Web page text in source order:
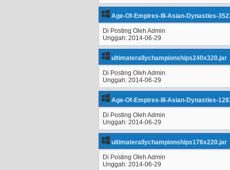
Age-Of-Empires-III-Asian-Dynasties-
Di Posting Oleh Admin
Unggah: 2014-06-29
ultimaterallychampionships240x320.jar
Di Posting Oleh Admin
Unggah: 2014-06-29
Age-Of-Empires-III-Asian-Dynasties-
Di Posting Oleh Admin
Unggah: 2014-06-29
ultimaterallychampionships176x220.jar
Di Posting Oleh Admin
Unggah: 2014-06-29